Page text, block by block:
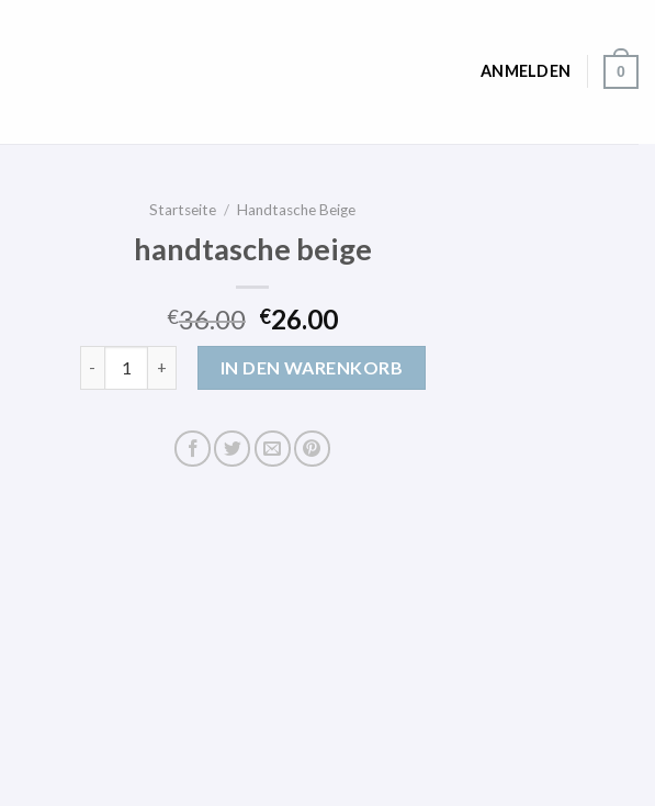
ANMELDEN 0
Startseite / Handtasche Beige
handtasche beige
€36.00 €26.00
IN DEN WARENKORB